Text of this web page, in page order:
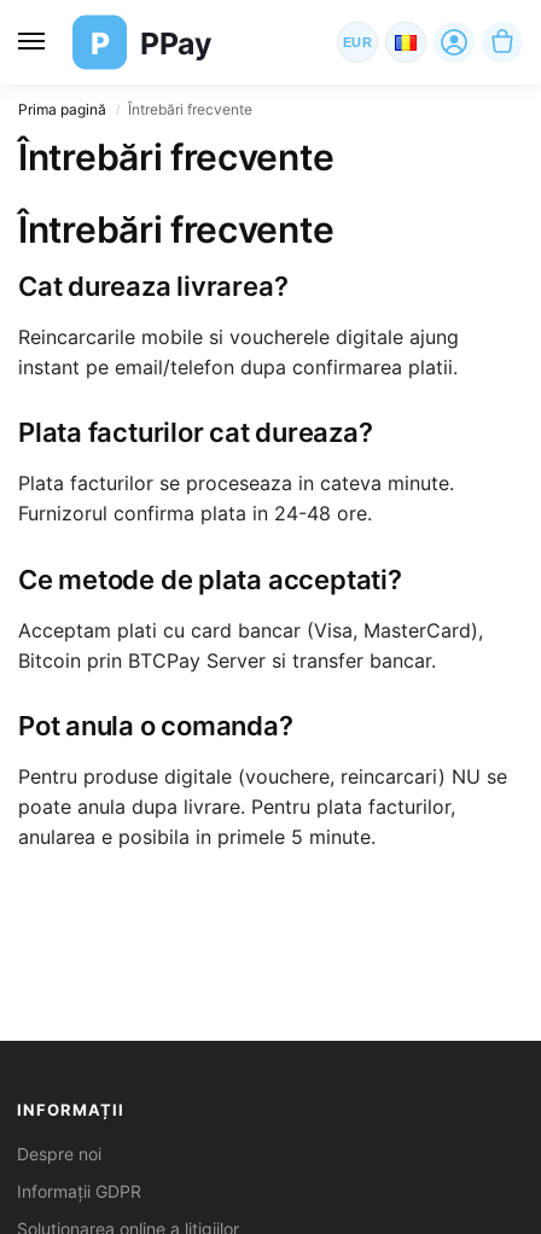
P PPay EUR
Prima pagină / Întrebări frecvente
Întrebări frecvente
Întrebări frecvente
Cat dureaza livrarea?
Reincarcarile mobile si voucherele digitale ajung
instant pe email/telefon dupa confirmarea platii.
Plata facturilor cat dureaza?
Plata facturilor se proceseaza in cateva minute.
Furnizorul confirma plata in 24-48 ore.
Ce metode de plata acceptati?
Acceptam plati cu card bancar (Visa, MasterCard),
Bitcoin prin BTCPay Server si transfer bancar.
Pot anula o comanda?
Pentru produse digitale (vouchere, reincarcari) NU se
poate anula dupa livrare. Pentru plata facturilor,
anularea e posibila in primele 5 minute.
INFORMAȚII
Despre noi
Informații GDPR
Soluționarea online a litigiilor